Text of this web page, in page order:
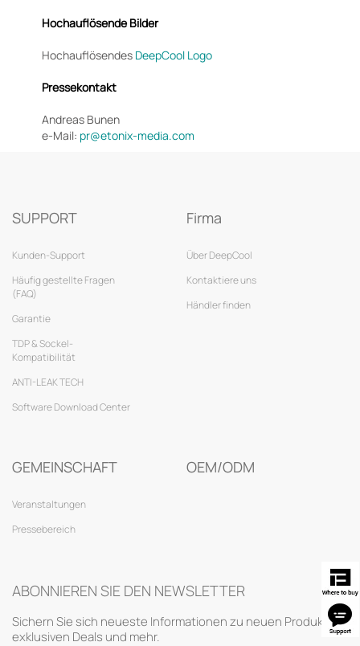
Hochauflösende Bilder
Hochauflösendes DeepCool Logo
Pressekontakt
Andreas Bunen
e-Mail: pr@etonix-media.com
SUPPORT
Kunden-Support
Häufig gestellte Fragen
(FAQ)
Garantie
TDP & Sockel-
Kompatibilität
ANTI-LEAK TECH
Software Download Center
Firma
Über DeepCool
Kontaktiere uns
Händler finden
GEMEINSCHAFT
Veranstaltungen
Pressebereich
OEM/ODM
ABONNIEREN SIE DEN NEWSLETTER
Sichern Sie sich neueste Informationen zu neuen Produkten,
exklusiven Deals und mehr.